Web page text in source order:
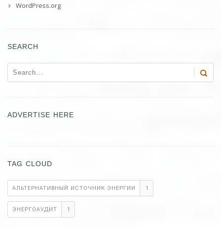
WordPress.org
SEARCH
ADVERTISE HERE
TAG CLOUD
АЛЬТЕРНАТИВНЫЙ ИСТОЧНИК ЭНЕРГИИ 1
ЭНЕРГОАУДИТ 1